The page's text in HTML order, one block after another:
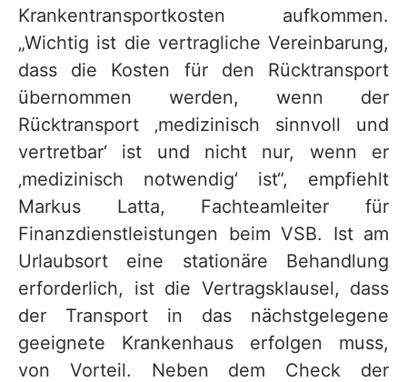
Krankentransportkosten aufkommen.
„Wichtig ist die vertragliche Vereinbarung,
dass die Kosten für den Rücktransport
übernommen werden, wenn der
Rücktransport ‚medizinisch sinnvoll und
vertretbar‘ ist und nicht nur, wenn er
‚medizinisch notwendig‘ ist“, empfiehlt
Markus Latta, Fachteamleiter für
Finanzdienstleistungen beim VSB. Ist am
Urlaubsort eine stationäre Behandlung
erforderlich, ist die Vertragsklausel, dass
der Transport in das nächstgelegene
geeignete Krankenhaus erfolgen muss,
von Vorteil. Neben dem Check der